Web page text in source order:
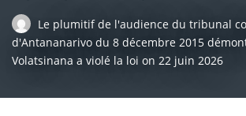
Le plumitif de l'audience du tribunal
d'Antananarivo du 8 décembre 2015
Volatsinana a violé la loi on 22 juin 2026